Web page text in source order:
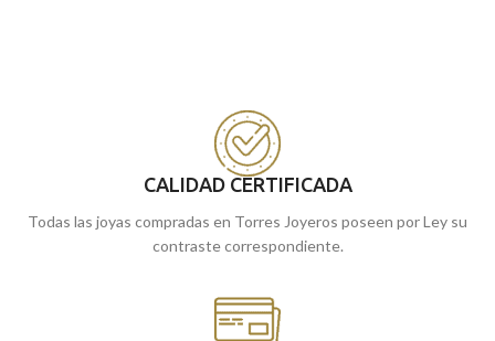
CALIDAD CERTIFICADA
Todas las joyas compradas en Torres Joyeros poseen por Ley su
contraste correspondiente.